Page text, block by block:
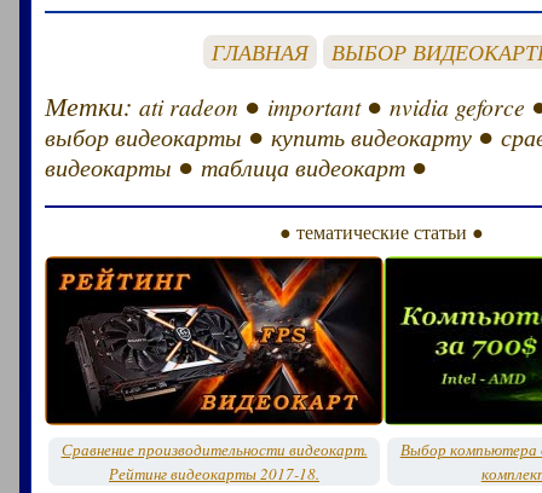
ГЛАВНАЯ ВЫБОР
Метки:ati radeon ● important ●nvidia geforce
выбор видеокарты ●купить видеокарту ●
видеокарты ●таблица видеокарт ●
● тематические статьи ●
Сравнение производительности видеокарт.
Рейтинг видеокарты 2017-18.
Выбор компьютера